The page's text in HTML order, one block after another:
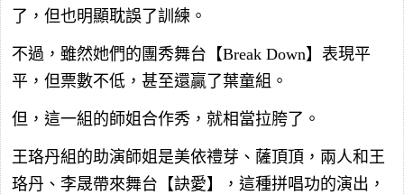
了，但也明顯耽誤了訓練。
不過，雖然她們的團秀舞台【Break Down】表現平
平，但票數不低，甚至還贏了葉童組。
但，這一組的師姐合作秀，就相當拉胯了。
王珞丹組的助演師姐是美依禮芽、薩頂頂，兩人和王
珞丹、李晟帶來舞台【訣愛】，這種拼唱功的演出，